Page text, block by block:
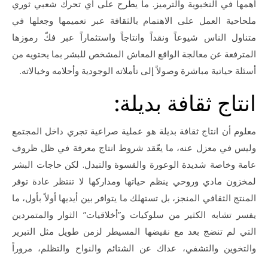
أهمها في النخبوية والترميز. ما يطرح على أي تحرك شعبي ثوري
ملحاحية العمل على الاهتمام بالثقافة عبر تعميمها وجعلها في
متناول الناس شيوعاً ونقداً وانتاجاً واستثماراً عبر فكّ رموزها
المترفعة عن معالجة الواقع المعاش المشخص للبشر بما يحتويه من
أسئلة حياتية مباشرة وصولاً إلى تأملاته الوجودية وأحلامه وخيالاته.
انتاج ثقافة بديلة:
معلوم أن انتاج ثقافة بديلة هو عملية صراعية تجري داخل المجتمع
وليس في معزل عنه، ما يعّقد شروط انتاج معرفة في ظل ظروف
عامة وخاصة شديدة الوعورة والقسوة والتبدل. لكن حاجات البشر
لمخزون مادي وروحي ينظم حياتها ومداركها لا تنتظر عادة توفر
المنتج الثقافي المنجز، بل تستهلك ما يتوافر بين أيديها أولاً بأول، ما
يفسر تشابه الكثير من سلوكيات و”أخلاقيات” الثوار والمتمردين
التي لم تنضج بعد مع نقيضها المسيطر لزمن طويل مثل التبرير
والتخوين والتشفي، عداك عن الشتائم والنواح والتظلم، مروراً